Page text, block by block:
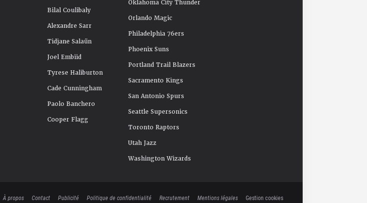
Bilal Coulibaly
Alexandre Sarr
Tidjane Salaün
Joel Embiid
Tyrese Haliburton
Cade Cunningham
Paolo Banchero
Cooper Flagg
Oklahoma City Thunder
Orlando Magic
Philadelphia 76ers
Phoenix Suns
Portland Trail Blazers
Sacramento Kings
San Antonio Spurs
Seattle Supersonics
Toronto Raptors
Utah Jazz
Washington Wizards
À propos Contact Publicité Politique de confidentialité Recrutement Mentions légales Gestion cookies